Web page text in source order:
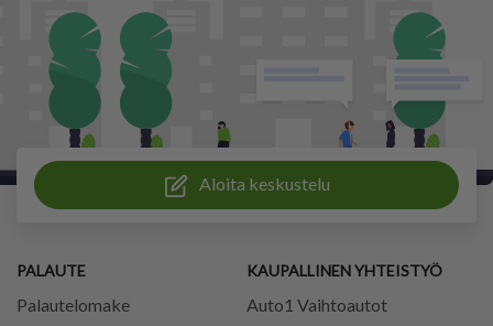
Aloita keskustelu
PALAUTE
Palautelomake
KAUPALLINEN YHTEISTYÖ
Auto1 Vaihtoautot